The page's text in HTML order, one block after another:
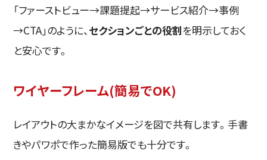
「ファーストビュー→課題提起→サービス紹介→事例
→CTA」のように、セクションごとの役割を明示しておく
と安心です。
ワイヤーフレーム(簡易でOK)
レイアウトの大まかなイメージを図で共有します。手書
きやパワポで作った簡易版でも十分です。